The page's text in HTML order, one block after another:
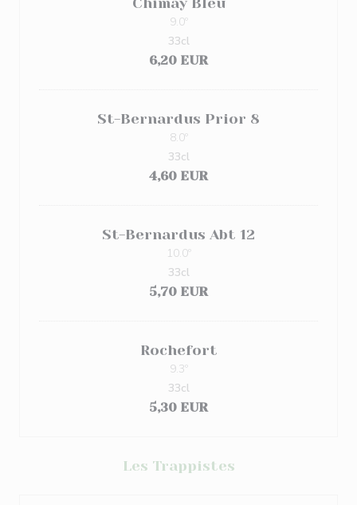
Chimay Bleu
9.0º
6,20 EUR
33cl
St-Bernardus Prior 8
8.0º
4,60 EUR
33cl
St-Bernardus Abt 12
10.0º
5,70 EUR
33cl
Rochefort
9.3º
5,30 EUR
33cl
Les Trappistes